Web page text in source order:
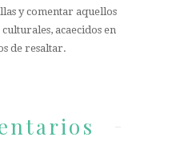
y comentar aquellos
acaecidos en
de resaltar.